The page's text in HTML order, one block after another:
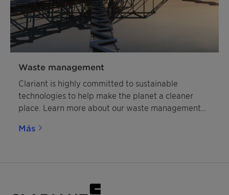
Waste management
Clariant is highly committed to sustainable
technologies to help make the planet a cleaner
place. Learn more about our waste management
Más